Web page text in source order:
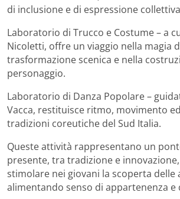
di inclusione e di espressione
Laboratorio di Trucco e Costume – a
Nicoletti, offre un viaggio nella magia
trasformazione scenica e nella
personaggio.
Laboratorio di Danza Popolare –
Vacca, restituisce ritmo, movimento
tradizioni coreutiche del Sud Italia.
Queste attività rappresentano un
presente, tra tradizione e
stimolare nei giovani la scoperta
alimentando senso di appartenenza e